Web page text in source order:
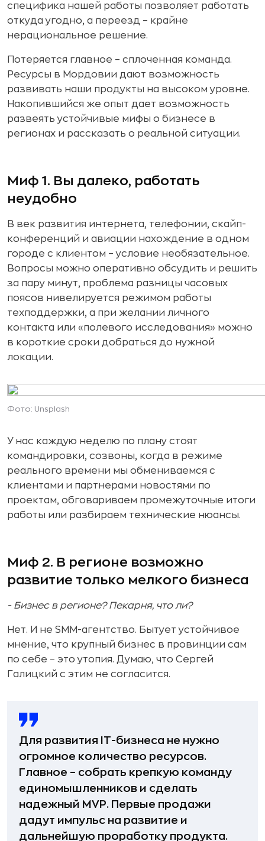
специфика нашей работы позволяет работать
откуда угодно, а переезд – крайне
нерациональное решение.
Потеряется главное – сплоченная команда.
Ресурсы в Мордовии дают возможность
развивать наши продукты на высоком уровне.
Накопившийся же опыт дает возможность
развеять устойчивые мифы о бизнесе в
регионах и рассказать о реальной ситуации.
Миф 1. Вы далеко, работать
неудобно
В век развития интернета, телефонии, скайп-
конференций и авиации нахождение в одном
городе с клиентом – условие необязательное.
Вопросы можно оперативно обсудить и решить
за пару минут, проблема разницы часовых
поясов нивелируется режимом работы
техподдержки, а при желании личного
контакта или «полевого исследования» можно
в короткие сроки добраться до нужной
локации.
Фото: Unsplash
У нас каждую неделю по плану стоят
командировки, созвоны, когда в режиме
реального времени мы обмениваемся с
клиентами и партнерами новостями по
проектам, обговариваем промежуточные итоги
работы или разбираем технические нюансы.
Миф 2. В регионе возможно
развитие только мелкого бизнеса
- Бизнес в регионе? Пекарня, что ли?
Нет. И не SMM-агентство. Бытует устойчивое
мнение, что крупный бизнес в провинции сам
по себе – это утопия. Думаю, что Сергей
Галицкий с этим не согласится.
Для развития IT-бизнеса не нужно
огромное количество ресурсов.
Главное – собрать крепкую команду
единомышленников и сделать
надежный MVP. Первые продажи
дадут импульс на развитие и
дальнейшую проработку продукта.